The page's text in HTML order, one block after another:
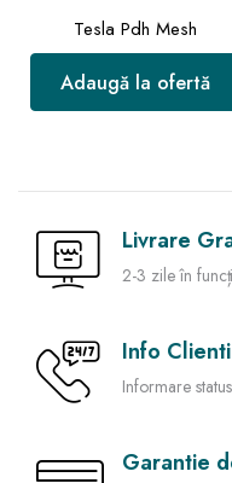
Tesla Pdh Mesh
Adaugă la ofertă
Livrare
2-3 zile în
Info
Informare
Garantie